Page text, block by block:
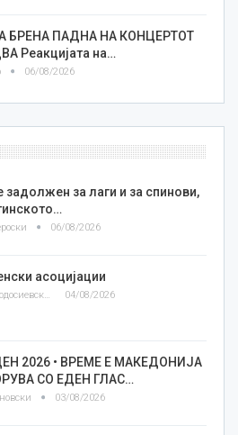
БРЕНА ПАДНА НА КОНЦЕРТОТ
Реакцијата на…
06/08/2026
за лаги и за спинови,
06/08/2026
асоцијации
Златко Теодосиевски 04/08/2026
2026 • ВРЕМЕ Е МАКЕДОНИЈА
СО ЕДЕН ГЛАС…
03/08/2026